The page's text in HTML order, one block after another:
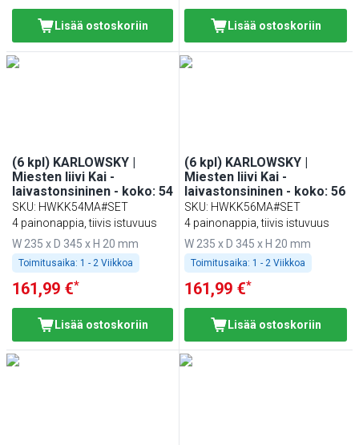
Lisää ostoskoriin Lisää ostoskoriin
(6 kpl) KARLOWSKY |
Miesten liivi Kai -
laivastonsininen - koko: 54
SKU: HWKK54MA#SET
4 painonappia, tiivis istuvuus
W 235 x D 345 x H 20 mm
Toimitusaika: 1 - 2 Viikkoa
161,99 €*
Lisää ostoskoriin
(6 kpl) KARLOWSKY |
Miesten liivi Kai -
laivastonsininen - koko: 56
SKU: HWKK56MA#SET
4 painonappia, tiivis istuvuus
W 235 x D 345 x H 20 mm
Toimitusaika: 1 - 2 Viikkoa
161,99 €*
Lisää ostoskoriin